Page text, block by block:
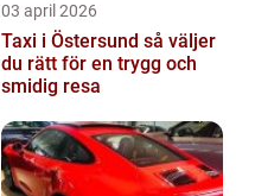
03 april 2026
Taxi i Östersund så väljer
du rätt för en trygg och
smidig resa